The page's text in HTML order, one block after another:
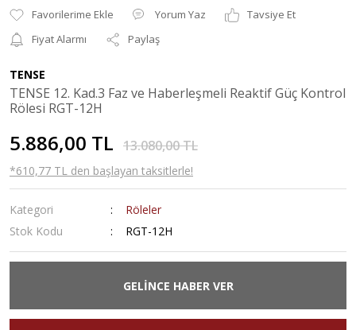
Yorum Yaz
Tavsiye Et
Fiyat Alarmı
Paylaş
TENSE
TENSE 12. Kad.3 Faz ve Haberleşmeli Reaktif Güç Kontrol
Rölesi RGT-12H
5.886,00 TL 13.080,00 TL
*610,77 TL den başlayan taksitlerle!
Kategori
Röleler
Stok Kodu
RGT-12H
GELİNCE HABER VER